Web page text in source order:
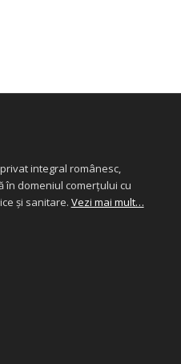
integral românesc,
în domeniul comerțului cu
și sanitare. Vezi mai mult…